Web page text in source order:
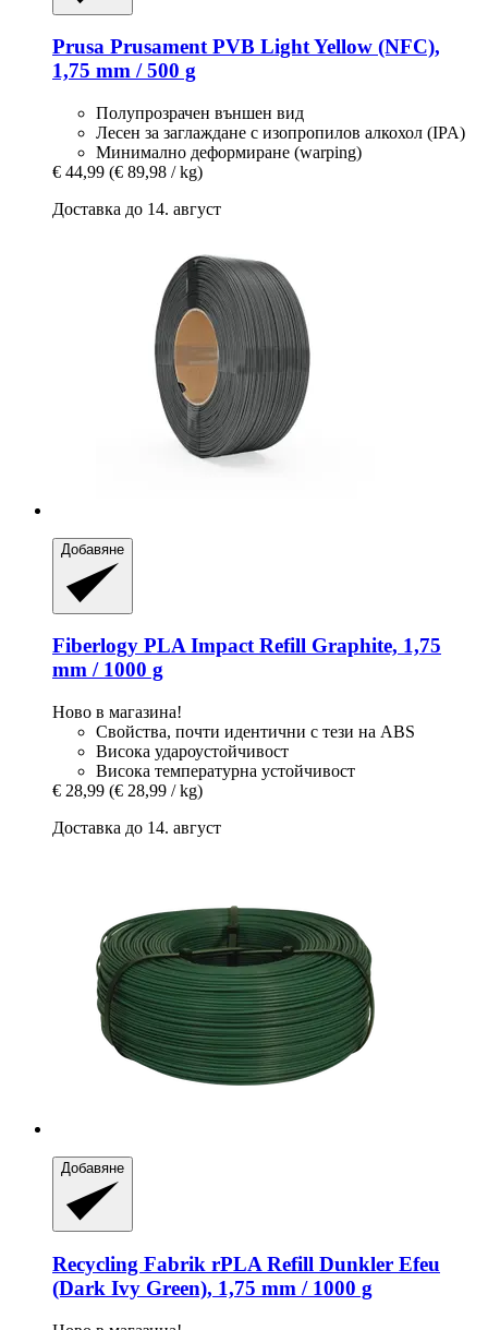
Prusa Prusament PVB Light Yellow (NFC),
1,75 mm / 500 g
Полупрозрачен външен вид
Лесен за заглаждане с изопропилов алкохол (IPA)
Минимално деформиране (warping)
€ 44,99 (€ 89,98 / kg)
Доставка до 14. август
Добавяне
Fiberlogy PLA Impact Refill Graphite, 1,75
mm / 1000 g
Ново в магазина!
Свойства, почти идентични с тези на ABS
Висока удароустойчивост
Висока температурна устойчивост
€ 28,99 (€ 28,99 / kg)
Доставка до 14. август
Добавяне
Recycling Fabrik rPLA Refill Dunkler Efeu
(Dark Ivy Green), 1,75 mm / 1000 g